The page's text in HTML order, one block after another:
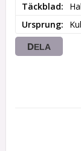
Täckblad
Ursprung
DELA